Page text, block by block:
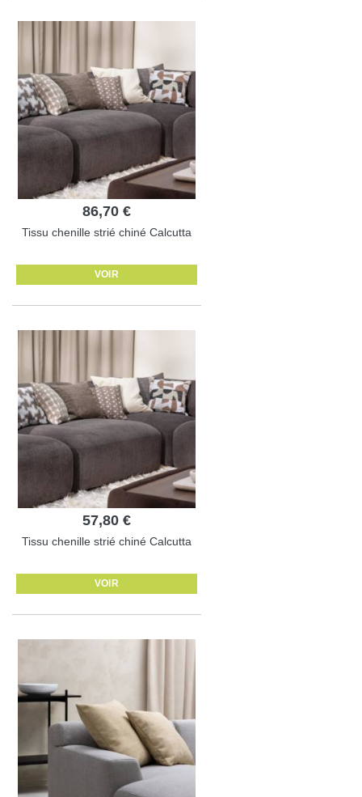
86,70 €
Tissu chenille strié chiné Calcutta
VOIR
57,80 €
Tissu chenille strié chiné Calcutta
VOIR